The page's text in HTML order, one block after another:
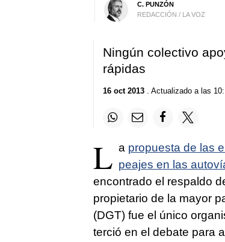
C. PUNZÓN
REDACCIÓN / LA VOZ
Ningún colectivo
rápidas
16 oct 2013. Actualizado a las
L a propuesta de las
peajes en las
encontrado el respaldo
propietario de la mayor
(DGT) fue el único
terció en el debate para